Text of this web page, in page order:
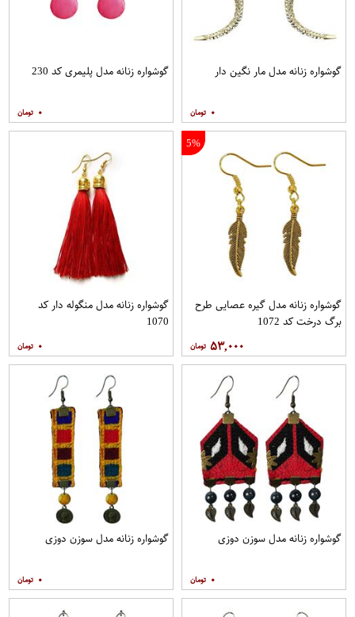
گوشواره زنانه مدل مار نگین دار
۰
گوشواره زنانه مدل پلیمری کد 230
۰
5%
گوشواره زنانه مدل گیره عصایی طرح
برگ درخت کد 1072
۵۳,۰۰۰
گوشواره زنانه مدل منگوله دار کد
1070
۰
گوشواره زنانه مدل سوزن دوزی
۰
گوشواره زنانه مدل سوزن دوزی
۰